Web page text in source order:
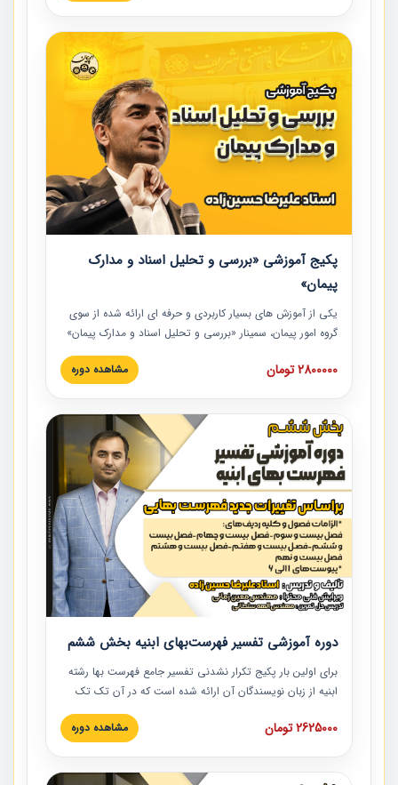
مدارک پیمان به همراه تجربیات عملی ارائه شده است.
پکیج آموزشی «بررسی و تحلیل اسناد و مدارک
پیمان»
یکی از آموزش‏‏‏‏‏‏ های بسیار کاربردی و حرفه‏ ای ارائه شده از سوی
گروه امور پیمان، سمینار «بررسی و تحلیل اسناد و مدارک پیمان»
است که در دانشگاه صنعتی شریف ارائه شد. در این آموزش
نکات کلیدی مربوط به اسناد و مدارک پیمان، اولویت بندی اسناد
پیمان به همراه تجربیات عملی در این خصوص ارائه شده است.
2800000 تومان مشاهده دوره
دوره آموزشی تفسیر فهرست‌بهای ابنیه بخش ششم
برای اولین بار پکیج تکرار نشدنی تفسیر جامع فهرست بها رشته
ابنیه از زبان نویسندگان آن ارائه شده است که در آن تک تک
ردیف ها و مطالب فهرست بها تفسیر و ارائه شده است. این
دوره به صورت کامل تصویری بوده و به همراه تصاویر عملیات
دوره با کلام مهندس علیرضاحسین‌زاده مدیر پروژه مهندسی
2625000 تومان مشاهده دوره